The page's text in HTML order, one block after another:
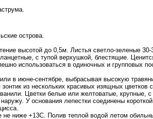
острова.
высотой до 0,5м. Листья светло-зеленые 30-
с тупой верхушкой, блестящие.
использоваться в одиночных и групповых
в июне-сентябре, выбрасывая высокую
из нескольких красивых изящных цветков
Цветки белые или желтоватые, крупные, с
У основания лепестки соединены
не ниже +13С. Полив теплой водой летом